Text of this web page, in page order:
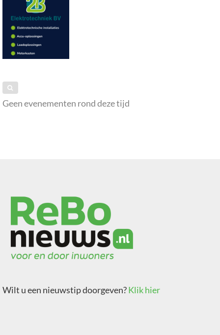
Geen evenementen rond deze tijd
Wilt u een nieuwstip doorgeven?Klik hier